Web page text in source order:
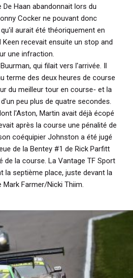
Haan abandonnait lors du
Cocker ne pouvant donc
aurait été théoriquement en
recevait ensuite un stop and
une infraction.
qui filait vers l'arrivée. Il
terme des deux heures de course
du meilleur tour en course- et la
peu plus de quatre secondes.
l'Aston, Martin avait déjà écopé
après la course une pénalité de
coéquipier Johnston a été jugé
de la Bentey #1 de Rick Parfitt
de la course. La Vantage TF Sport
la septième place, juste devant la
Farmer/Nicki Thiim.